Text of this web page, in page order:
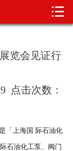
新闻资讯
荣誉资质

览会见证行
点击次数：
「上海国 际石油化
石油化工泵、阀门